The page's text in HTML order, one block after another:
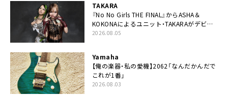
TAKARA
『No No Girls THE FINAL』からASHA＆
KOKONAによるユニット・TAKARAがデビュ
ー
2026.08.05
Yamaha
【俺の楽器・私の愛機】2062「なんだかんだで
これが1番」
2026.08.03